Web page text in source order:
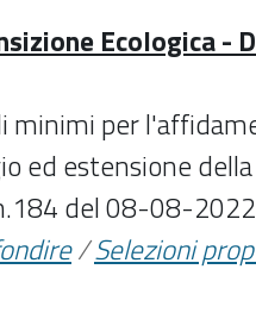
Ecologica -
minimi per
ed estensione
del 08-08-
/Selezioni